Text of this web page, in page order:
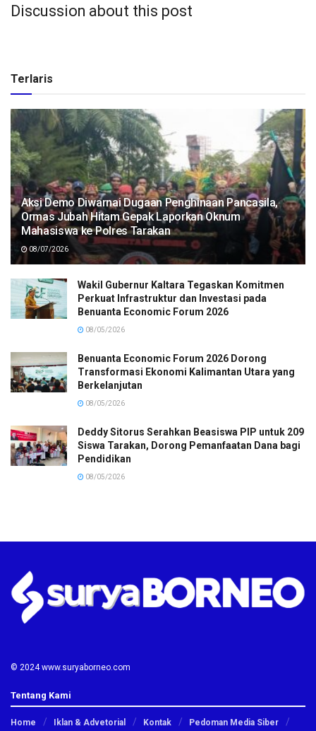
Discussion about this post
Terlaris
Aksi Demo Diwarnai Dugaan Penghinaan Pancasila,
Ormas Jubah Hitam Gepak Laporkan Oknum
Mahasiswa ke Polres Tarakan
08/07/2026
Wakil Gubernur Kaltara Tegaskan Komitmen
Perkuat Infrastruktur dan Investasi pada
Benuanta Economic Forum 2026
08/05/2026
Benuanta Economic Forum 2026 Dorong
Transformasi Ekonomi Kalimantan Utara yang
Berkelanjutan
08/05/2026
Deddy Sitorus Serahkan Beasiswa PIP untuk 209
Siswa Tarakan, Dorong Pemanfaatan Dana bagi
Pendidikan
08/05/2026
© 2024 www.suryaborneo.com
Tentang Kami
Home Iklan & Advetorial Kontak Pedoman Media Siber